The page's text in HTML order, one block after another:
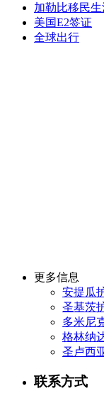
加勒比移民生
美国E2签证
全球出行
更多信息
安提瓜
圣基茨
多米尼
格林纳
圣卢西
联系方式